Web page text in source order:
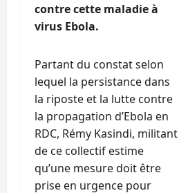
contre cette maladie à
virus Ebola.
Partant du constat selon
lequel la persistance dans
la riposte et la lutte contre
la propagation d’Ebola en
RDC, Rémy Kasindi, militant
de ce collectif estime
qu’une mesure doit être
prise en urgence pour